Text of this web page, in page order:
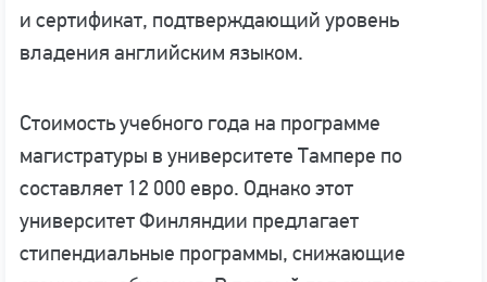
и сертификат, подтверждающий уровень
владения английским языком.
Стоимость учебного года на программе
магистратуры в университете Тампере по
составляет 12 000 евро. Однако этот
университет Финляндии предлагает
стипендиальные программы, снижающие